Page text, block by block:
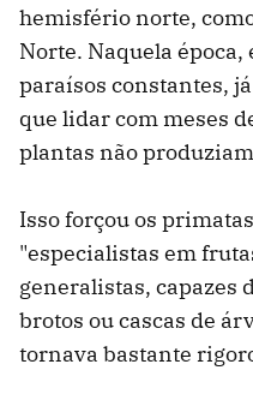
hemisfério norte,
Norte. Naquela época,
paraísos constantes,
que lidar com meses
plantas não
Isso forçou os
"especialistas em
generalistas, capazes
brotos ou cascas de
tornava bastante